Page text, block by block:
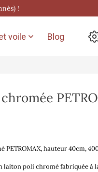
!
voile  Blog
PETROMAX, hauteur 40cm,
laiton poli chromé fabriquée à